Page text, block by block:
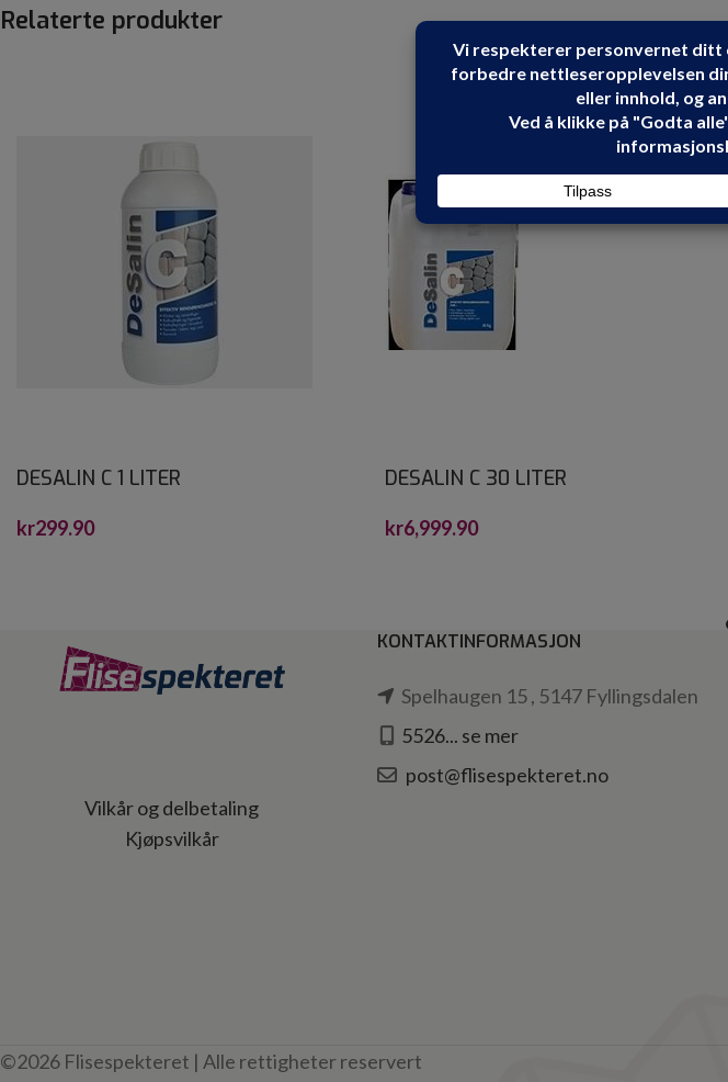
Relaterte produkter
DESALIN C 1 LITER
kr299.90
DESALIN C 30 LITER
kr6,999.90
Vilkår og delbetaling
Kjøpsvilkår
KONTAKTINFORMASJON
Spelhaugen 15 , 5147 Fyllingsdalen
5526... se mer
post@flisespekteret.no
©2026 Flisespekteret | Alle rettigheter reservert